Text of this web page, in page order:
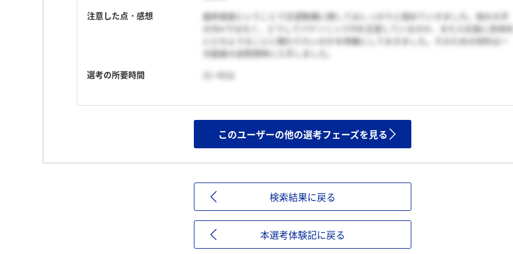
注意した点・感想
最終面接ということで志望動機に関してはしっかりと固めていきました。他の大手
のSIerではなく、どうしてパナソニックISを志望しているのか、また入社後に具体的
にどのようなことに関わりたいのかを明確にしておきました。そのための材料は一
次面接の逆質問時に入手しました。
選考の所要時間
31~45分
このユーザーの他の選考フェーズを見る
検索結果に戻る
本選考体験記に戻る